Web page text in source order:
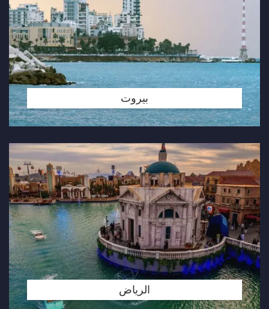
بيروت
الرياض